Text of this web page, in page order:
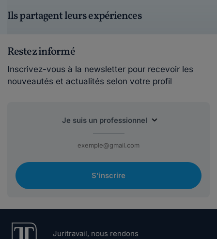
Ils partagent leurs expériences
Restez informé
Inscrivez-vous à la newsletter pour recevoir les
nouveautés et actualités selon votre profil
S'inscrire
Juritravail, nous rendons